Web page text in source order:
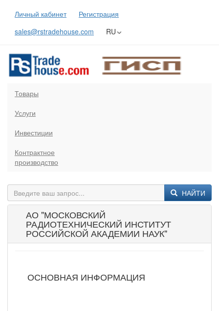
Личный кабинет
Регистрация
sales@rstradehouse.com
RU
Товары
Услуги
Инвестиции
Контрактное
производство
НАЙТИ
АО "МОСКОВСКИЙ
РАДИОТЕХНИЧЕСКИЙ ИНСТИТУТ
РОССИЙСКОЙ АКАДЕМИИ НАУК"
ОСНОВНАЯ ИНФОРМАЦИЯ